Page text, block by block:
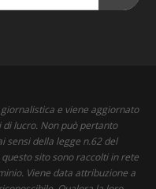
e viene aggiornato
lucro. Non può pertanto
sensi della legge n.62 del
sito sono raccolti in rete
Viene data attribuzione a